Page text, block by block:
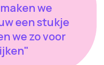
we
een stukje
we zo voor